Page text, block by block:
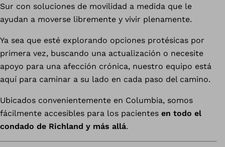
Sur con soluciones de movilidad a medida que le
ayudan a moverse libremente y vivir plenamente.
Ya sea que esté explorando opciones protésicas por
primera vez, buscando una actualización o necesite
apoyo para una afección crónica, nuestro equipo está
aquí para caminar a su lado en cada paso del camino.
Ubicados convenientemente en Columbia, somos
fácilmente accesibles para los pacientes en todo el
condado de Richland y más allá.